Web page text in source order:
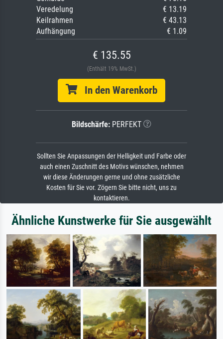
Veredelung
€ 13.19
Keilrahmen
€ 43.13
Aufhängung
€ 1.09
€ 135.55
(Enthält 19% MwSt.)
In den Warenkorb
Bildschärfe: PERFEKT
Sollten Sie Anpassungen der Helligkeit und Farbe oder
auch einen Zuschnitt des Motivs wünschen, nehmen
wir diese Änderungen gerne und ohne zusätzliche
Kosten für Sie vor. Zögern Sie bitte nicht, uns zu
kontaktieren.
Ähnliche Kunstwerke für Sie ausgewählt